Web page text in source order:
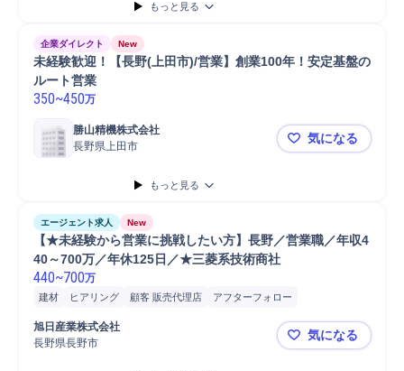
もっと見る
企業ダイレクト New
未経験歓迎！【長野(上田市)/営業】創業100年！安定基盤の
ルート営業
350~450万
勝山精機株式会社
長野県上田市
未経験歓迎
気になる
もっと見る
エージェント求人 New
【★未経験から営業に挑戦したい方】長野／営業職／年収4
40～700万／年休125日／★三菱系技術商社
440~700万
建材 ヒアリング 顧客 販売代理店
アフターフォロー
配管/衛生設備経験
ニーズヒアリング
スタッフ 巡回
家電
旭日産業株式会社
長野県長野市
【★未経験
気になる